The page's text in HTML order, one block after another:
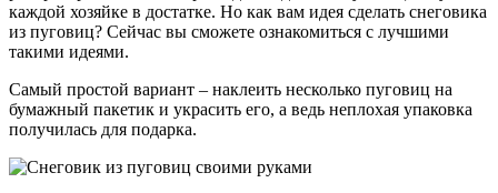
каждой хозяйке в достатке. Но как вам идея сделать снеговика
из пуговиц? Сейчас вы сможете ознакомиться с лучшими
такими идеями.
Самый простой вариант – наклеить несколько пуговиц на
бумажный пакетик и украсить его, а ведь неплохая упаковка
получилась для подарка.